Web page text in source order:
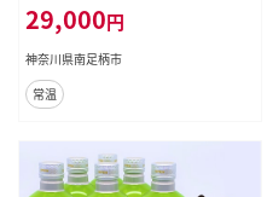
29,000円
神奈川県南足柄市
常温